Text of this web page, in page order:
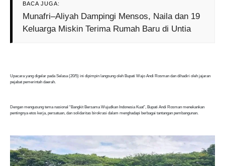
BACA JUGA:
Munafri–Aliyah Dampingi Mensos, Naila dan 19
Keluarga Miskin Terima Rumah Baru di Untia
Upacara yang digelar pada Selasa (20/5) ini dipimpin langsung oleh Bupati Wajo Andi Rosman dan dihadiri oleh jajaran
pejabat pemerintah daerah.
Dengan mengusung tema nasional “Bangkit Bersama Wujudkan Indonesia Kuat”, Bupati Andi Rosman menekankan
pentingnya etos kerja, persatuan, dan solidaritas birokrasi dalam menghadapi berbagai tantangan pembangunan.